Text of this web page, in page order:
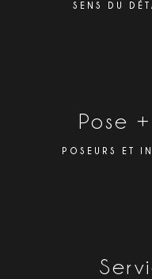
SENS DU
Pose
POSEURS ET